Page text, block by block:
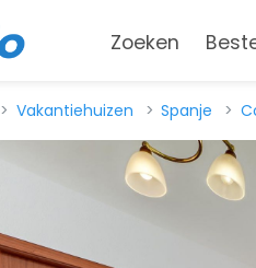
Zoeken
Vakantiehuizen Spanje